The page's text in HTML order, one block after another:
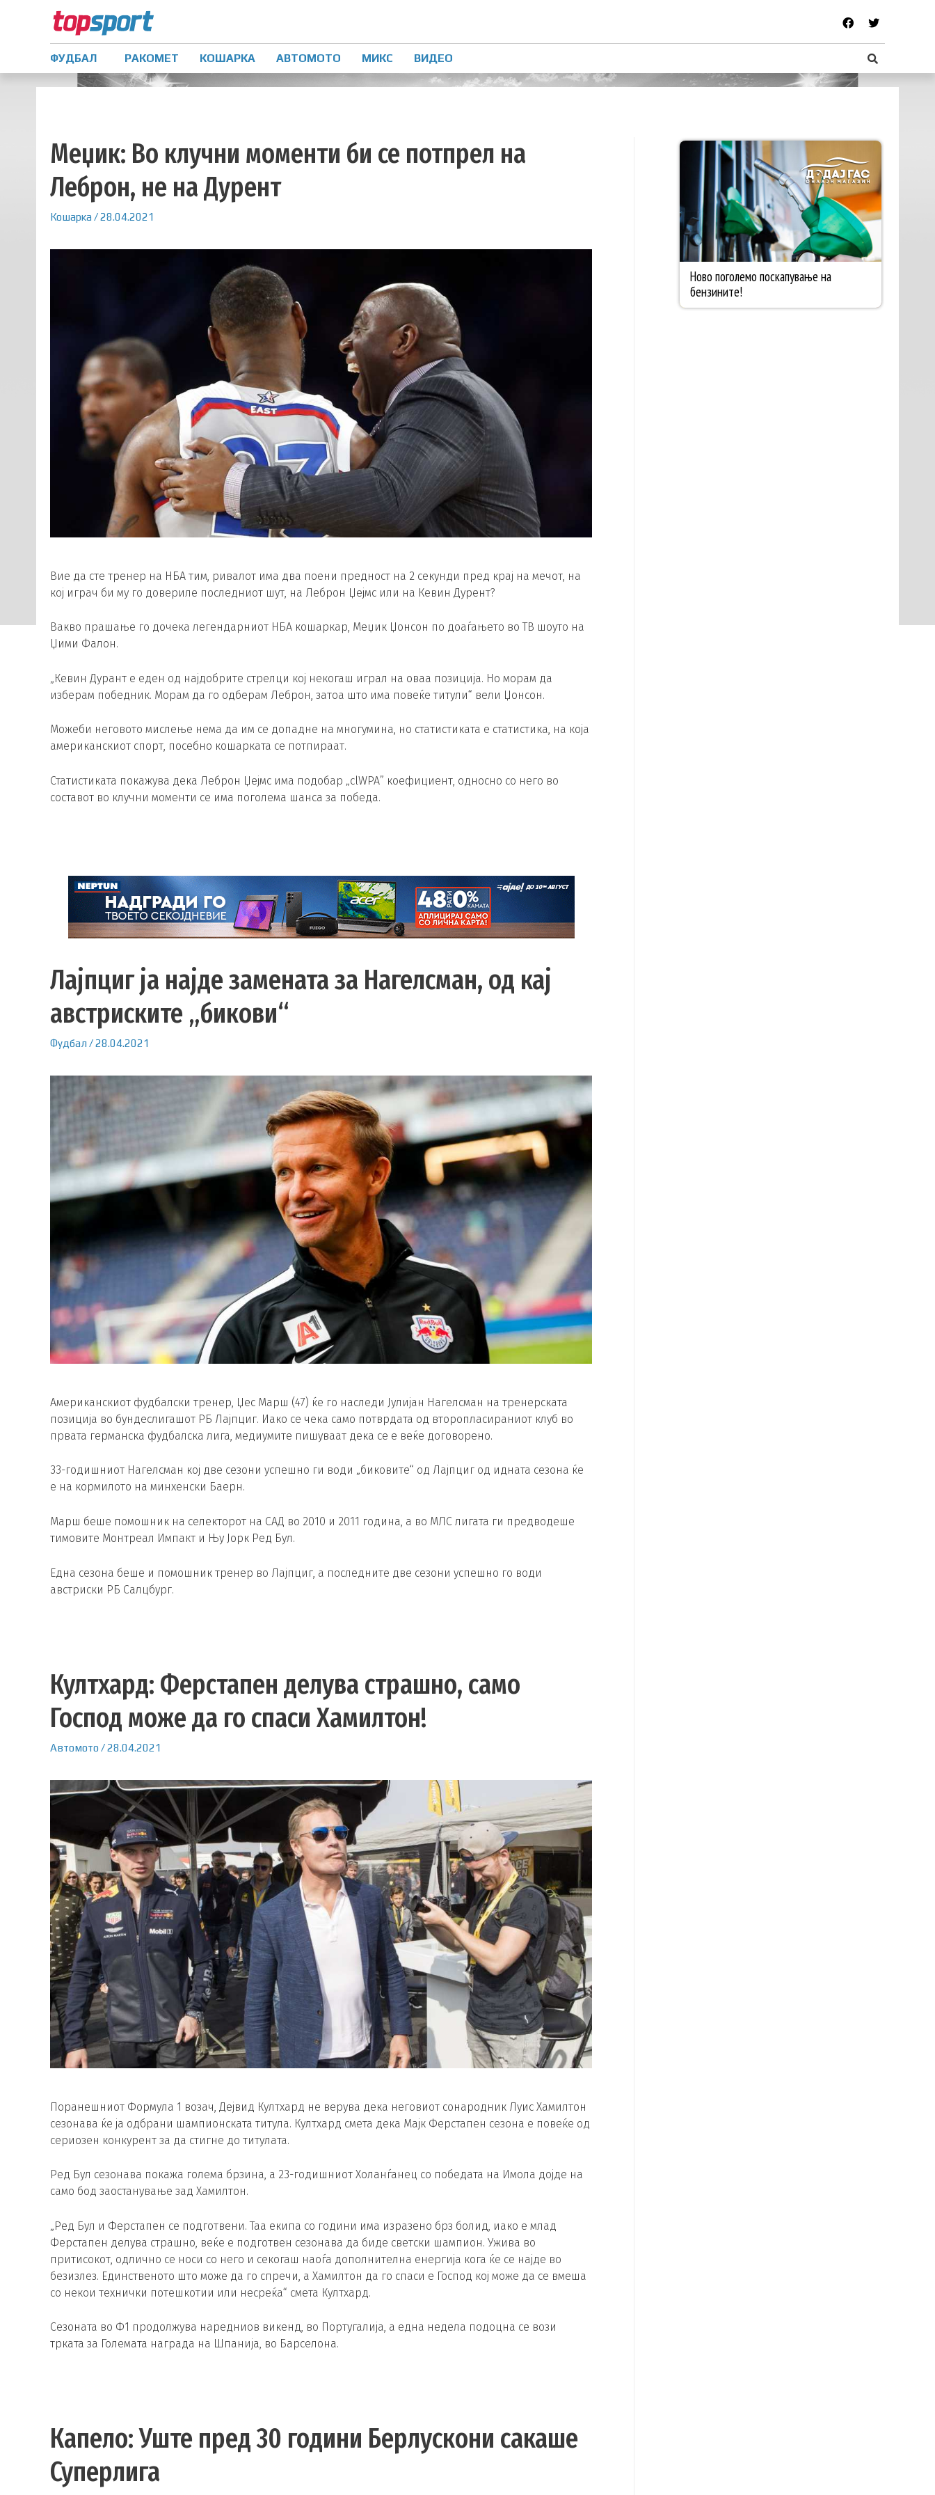
ФУДБАЛ РАКОМЕТ КОШАРКА АВТОМОТО МИКС ВИДЕО
Меџик: Во клучни моменти би се потпрел на
Леброн, не на Дурент
Кошарка /28.04.2021
Вие да сте тренер на НБА тим, ривалот има два поени предност на 2 секунди пред крај на мечот, на
кој играч би му го довериле последниот шут, на Леброн Џејмс или на Кевин Дурент?
Вакво прашање го дочека легендарниот НБА кошаркар, Меџик Џонсон по доаѓањето во ТВ шоуто на
Џими Фалон.
„Кевин Дурант е еден од најдобрите стрелци кој некогаш играл на оваа позиција. Но морам да
изберам победник. Морам да го одберам Леброн, затоа што има повеќе титули“ вели Џонсон.
Можеби неговото мислење нема да им се допадне на многумина, но статистиката е статистика, на која
американскиот спорт, посебно кошарката се потпираат.
Статистиката покажува дека Леброн Џејмс има подобар „clWPA” коефициент, односно со него во
составот во клучни моменти се има поголема шанса за победа.
Лајпциг ја најде замената за Нагелсман, од кај
австриските „бикови“
Фудбал /28.04.2021
Американскиот фудбалски тренер, Џес Марш (47) ќе го наследи Јулијан Нагелсман на тренерската
позиција во бундеслигашот РБ Лајпциг. Иако се чека само потврдата од второпласираниот клуб во
првата германска фудбалска лига, медиумите пишуваат дека се е веќе договорено.
33-годишниот Нагелсман кој две сезони успешно ги води „биковите“ од Лајпциг од идната сезона ќе
е на кормилото на минхенски Баерн.
Марш беше помошник на селекторот на САД во 2010 и 2011 година, а во МЛС лигата ги предводеше
тимовите Монтреал Импакт и Њу Јорк Ред Бул.
Една сезона беше и помошник тренер во Лајпциг, а последните две сезони успешно го води
австриски РБ Салцбург.
Култхард: Ферстапен делува страшно, само
Господ може да го спаси Хамилтон!
Автомото /28.04.2021
Поранешниот Формула 1 возач, Дејвид Култхард не верува дека неговиот сонародник Луис Хамилтон
сезонава ќе ја одбрани шампионската титула. Култхард смета дека Мајк Ферстапен сезона е повеќе од
сериозен конкурент за да стигне до титулата.
Ред Бул сезонава покажа голема брзина, а 23-годишниот Холанѓанец со победата на Имола дојде на
само бод заостанување зад Хамилтон.
„Ред Бул и Ферстапен се подготвени. Таа екипа со години има изразено брз болид, иако е млад
Ферстапен делува страшно, веќе е подготвен сезонава да биде светски шампион. Ужива во
притисокот, одлично се носи со него и секогаш наоѓа дополнителна енергија кога ќе се најде во
безизлез. Единственото што може да го спречи, а Хамилтон да го спаси е Господ кој може да се вмеша
со некои технички потешкотии или несреќа“ смета Култхард.
Сезоната во Ф1 продолжува наредниов викенд, во Португалија, а една недела подоцна се вози
трката за Големата награда на Шпанија, во Барселона.
Капело: Уште пред 30 години Берлускони сакаше
Суперлига